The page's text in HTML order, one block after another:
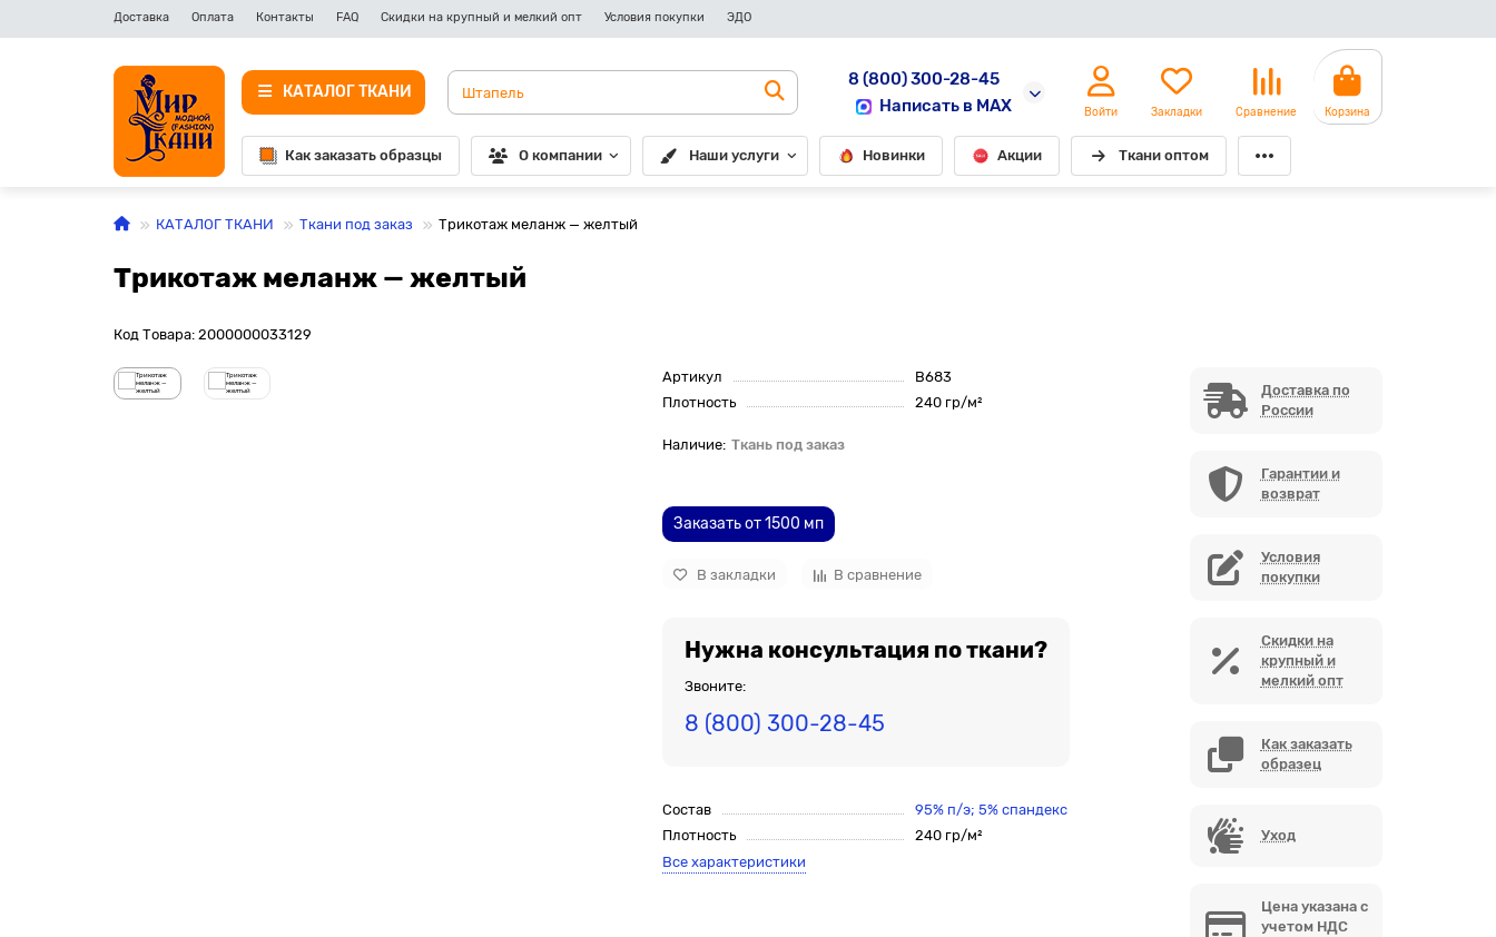
Доставка Оплата Контакты FAQ Скидки на крупный и мелкий опт Условия покупки ЭДО
КАТАЛОГ ТКАНИ
8 (800) 300-28-45
Написать в MAX
Войти Закладки Сравнение Корзина
Как заказать образцы О компании Наши услуги Новинки Акции Ткани оптом
КАТАЛОГ ТКАНИ Ткани под заказ Трикотаж меланж — желтый
Трикотаж меланж — желтый
Код Товара: 2000000033129
Артикул
B683
Плотность
240 гр/м²
Ткань под заказ
Заказать от 1500 мп
В закладки В сравнение
Нужна консультация по ткани?
Звоните:
8 (800) 300-28-45
Состав
95% п/э; 5% спандекс
Плотность
240 гр/м²
Все характеристики
Доставка по
России
Гарантии и
возврат
Условия
покупки
Скидки на
крупный и
мелкий опт
Как заказать
образец
Уход
Цена указана с
учетом НДС